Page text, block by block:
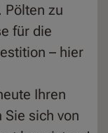
Pölten zu
für die
– hier
Ihren
sich von